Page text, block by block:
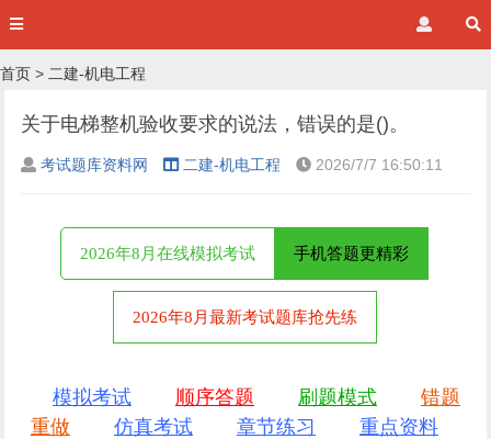
首页 > 二建-机电工程
关于电梯整机验收要求的说法，错误的是()。
考试题库资料网 二建-机电工程 2026/7/7 16:50:11
2026年8月在线模拟考试 手机答题更精彩
2026年8月最新考试题库抢先练
模拟考试 顺序答题 刷题模式
错题
重做
仿真考试 章节练习 重点资料